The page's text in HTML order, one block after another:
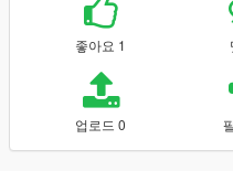
좋아요 1
업로드 0